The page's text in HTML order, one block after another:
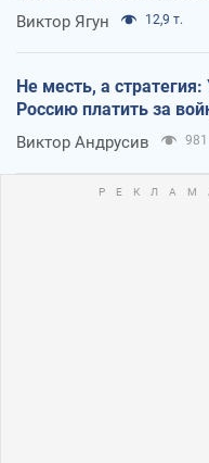
Виктор Ягун 12,9 т.
Не месть, а
Россию платить за
Виктор Андрусив 981